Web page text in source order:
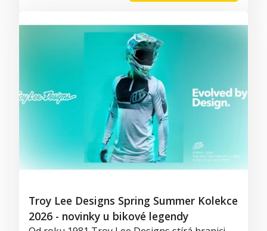
Troy Lee Designs Spring Summer Kolekce
2026 - novinky u bikové legendy